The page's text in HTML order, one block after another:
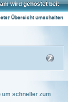
wird gehostet bei:
Übersicht umschalten
um schneller zum